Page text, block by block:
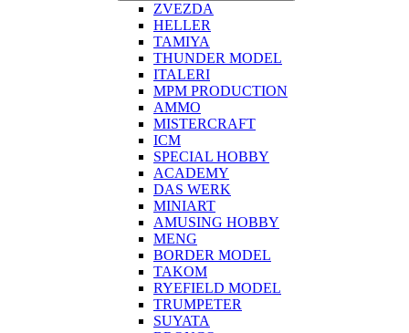
ZVEZDA
HELLER
TAMIYA
THUNDER MODEL
ITALERI
MPM PRODUCTION
AMMO
MISTERCRAFT
ICM
SPECIAL HOBBY
ACADEMY
DAS WERK
MINIART
AMUSING HOBBY
MENG
BORDER MODEL
TAKOM
RYEFIELD MODEL
TRUMPETER
SUYATA